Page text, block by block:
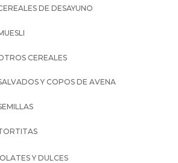
DE DESAYUNO
CEREALES
Y COPOS DE AVENA
Y DULCES